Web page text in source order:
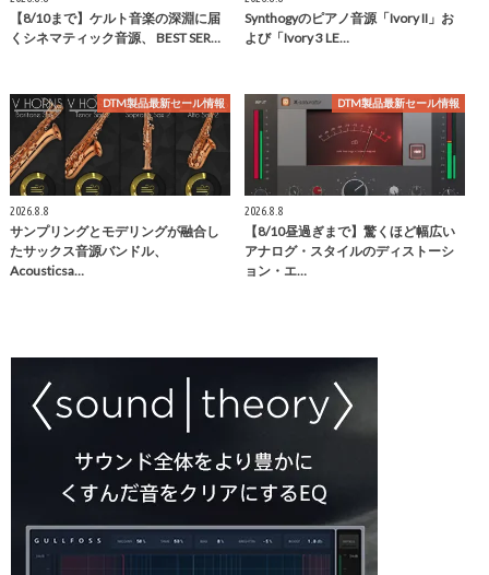
【8/10まで】ケルト音楽の深淵に届
くシネマティック音源、 BEST SER…
Synthogyのピアノ音源「Ivory II」お
よび「Ivory 3 LE…
DTM製品最新セール情報
2026.8.8
サンプリングとモデリングが融合し
たサックス音源バンドル、
Acousticsa…
DTM製品最新セール情報
2026.8.8
【8/10昼過ぎまで】驚くほど幅広い
アナログ・スタイルのディストーシ
ョン・エ…